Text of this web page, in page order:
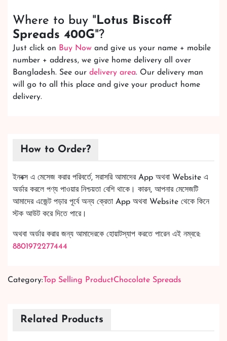
Where to buy " Lotus Biscoff
Spreads 400G"?
Just click on Buy Now and give us your name + mobile
number + address, we give home delivery all over
Bangladesh. See our delivery area. Our delivery man
will go to all this place and give your product home
delivery.
How to Order?
ইনবক্স এ মেসেজ করার পরিবর্তে, সরাসরি আমাদের App অথবা Website এ
অর্ডার করলে পণ্য পাওয়ার নিশ্চয়তা বেশি থাকে। কারন, আপনার মেসেজটি
আমাদের এজেন্ট পড়ার পূর্বে অন্য ক্রেতা App অথবা Website থেকে কিনে
স্টক আউট করে দিতে পারে।
অথবা অর্ডার করার জন্য আমাদেরকে হোয়াটস্যাপ করতে পারেন এই নম্বরে:
8801972277444
Category: Top Selling ProductChocolate Spreads
Related Products